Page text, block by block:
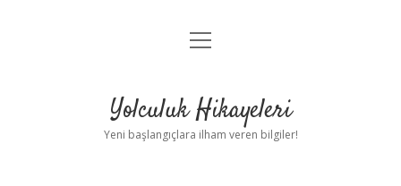
Anasayfa
Yasal Uyarı
menüyü
Yolculuk Hikayeleri
Yeni başlangıçlara ilham veren bilgiler!